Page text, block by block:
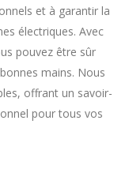
et à garantir la
électriques. Avec
pouvez être sûr
mains. Nous
offrant un savoir-
pour tous vos